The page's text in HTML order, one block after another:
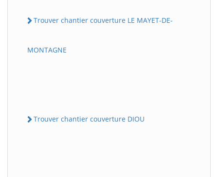
Trouver chantier couverture LE MAYET-DE-
MONTAGNE
Trouver chantier couverture DIOU